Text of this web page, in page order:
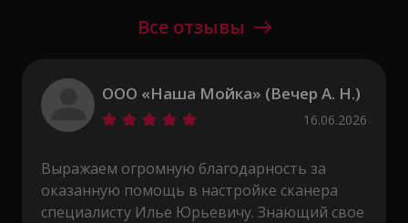
Все отзывы
ООО «Наша Мойка» (Вечер А. Н.)
16.06.2026
Выражаем огромную благодарность за
оказанную помощь в настройке сканера
специалисту Илье Юрьевичу. Знающий свое